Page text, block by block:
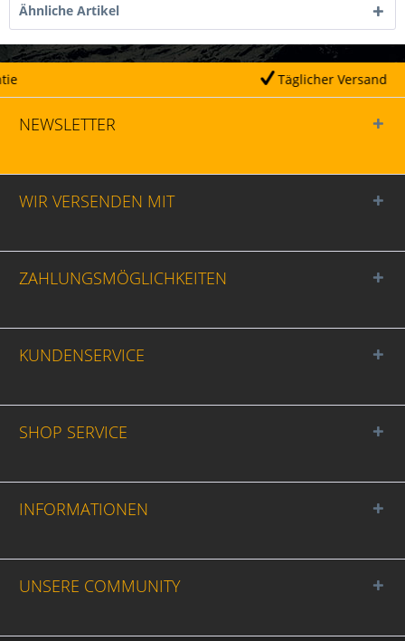
Ähnliche Artikel
Täglicher Versand
NEWSLETTER
WIR VERSENDEN MIT
ZAHLUNGSMÖGLICHKEITEN
KUNDENSERVICE
SHOP SERVICE
INFORMATIONEN
UNSERE COMMUNITY